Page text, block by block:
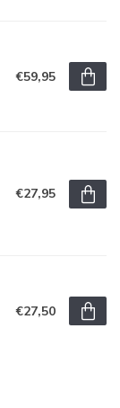
€59,95
€27,95
€27,50